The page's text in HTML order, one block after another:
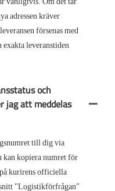
adressen kräver
försenas med
leveranstiden
och
jag att meddelas
till dig via
kan kopiera numret för
kurirens officiella
"Logistikförfrågan"